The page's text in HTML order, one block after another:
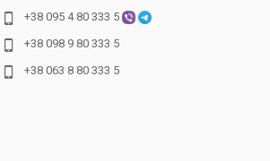
+38 095 4 80 333 5
+38 098 9 80 333 5
+38 063 8 80 333 5